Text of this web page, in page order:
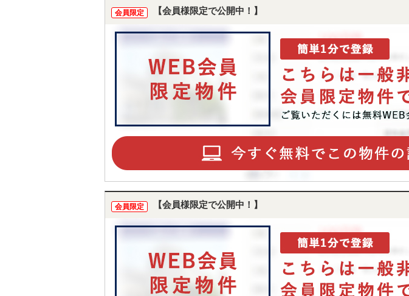
会員限定 【会員様限定で公開中！】
会員限定 【会員様限定で公開中！】